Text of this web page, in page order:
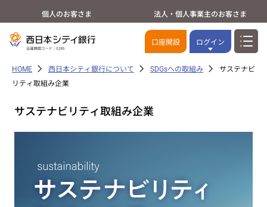
個人のお客さま 法人・個人事業主のお客さま
口座開設 ログイン
HOME 西日本シティ銀行について SDGsへの取組み
サステナビ
リティ取組み企業
サステナビリティ取組み企業